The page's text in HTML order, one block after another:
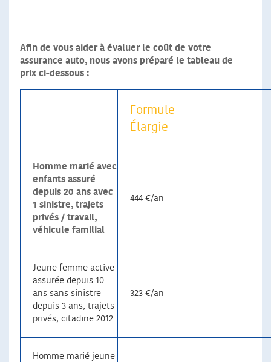
Afin de vous aider à évaluer le coût de votre
assurance auto, nous avons préparé le tableau de
prix ci-dessous :
Formule
Élargie
Homme marié avec
enfants assuré
depuis 20 ans avec
1 sinistre, trajets
privés / travail,
véhicule familial
444 €/an
Jeune femme active
assurée depuis 10
ans sans sinistre
depuis 3 ans, trajets
privés, citadine 2012
323 €/an
Homme marié jeune